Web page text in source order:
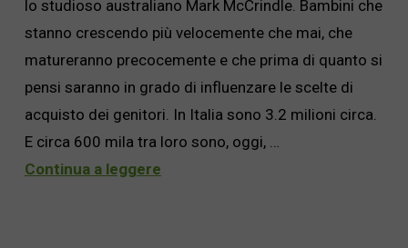
lo studioso australiano Mark McCrindle. Bambini che
stanno crescendo più velocemente che mai, che
matureranno precocemente e che prima di quanto si
pensi saranno in grado di influenzare le scelte di
acquisto dei genitori. In Italia sono 3.2 milioni circa.
E circa 600 mila tra loro sono, oggi, …
Continua a leggere